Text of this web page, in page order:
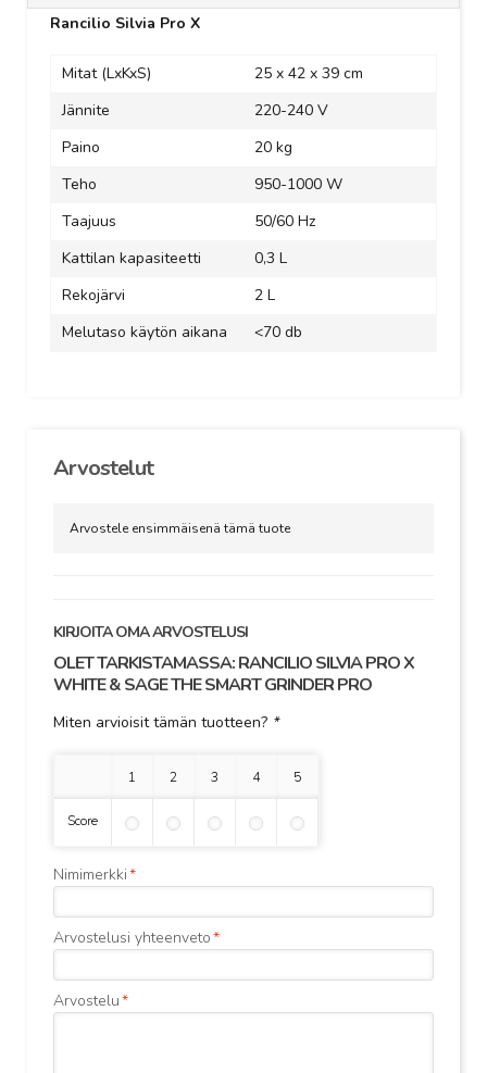
Rancilio Silvia Pro X
Mitat (LxKxS)
25 x 42 x 39 cm
Jännite
220-240 V
Paino
20 kg
Teho
950-1000 W
Taajuus
50/60 Hz
Kattilan kapasiteetti
0,3 L
Rekojärvi
2 L
Melutaso käytön aikana
<70 db
Arvostelut
Arvostele ensimmäisenä tämä tuote
KIRJOITA OMA ARVOSTELUSI
OLET TARKISTAMASSA:RANCILIO SILVIA PRO X
WHITE & SAGE THE SMART GRINDER PRO
Miten arvioisit tämän tuotteen? *
1 tähti 2 tähteä3 tähteä4 tähteä5 tähteä
Score
*
Nimimerkki
*
Arvostelusi yhteenveto
*
Arvostelu